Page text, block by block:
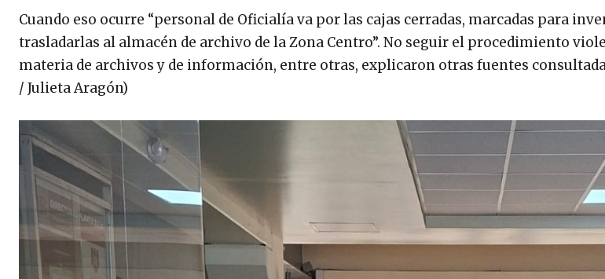
Cuando eso ocurre “personal de Oficialía va por las cajas cerradas, marcadas para
trasladarlas al almacén de archivo de la Zona Centro”. No seguir el procedimiento
materia de archivos y de información, entre otras, explicaron otras fuentes
/ Julieta Aragón)